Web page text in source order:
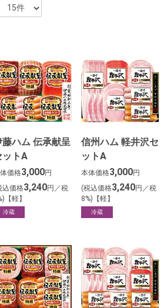
藤ハム 伝承献呈
ットA
価格3,000円
込価格3,240円／税
【軽】
冷蔵
信州ハム 軽井沢セ
ットA
本体価格3,000円
(税込価格3,240円／税
8%)【軽】
冷蔵